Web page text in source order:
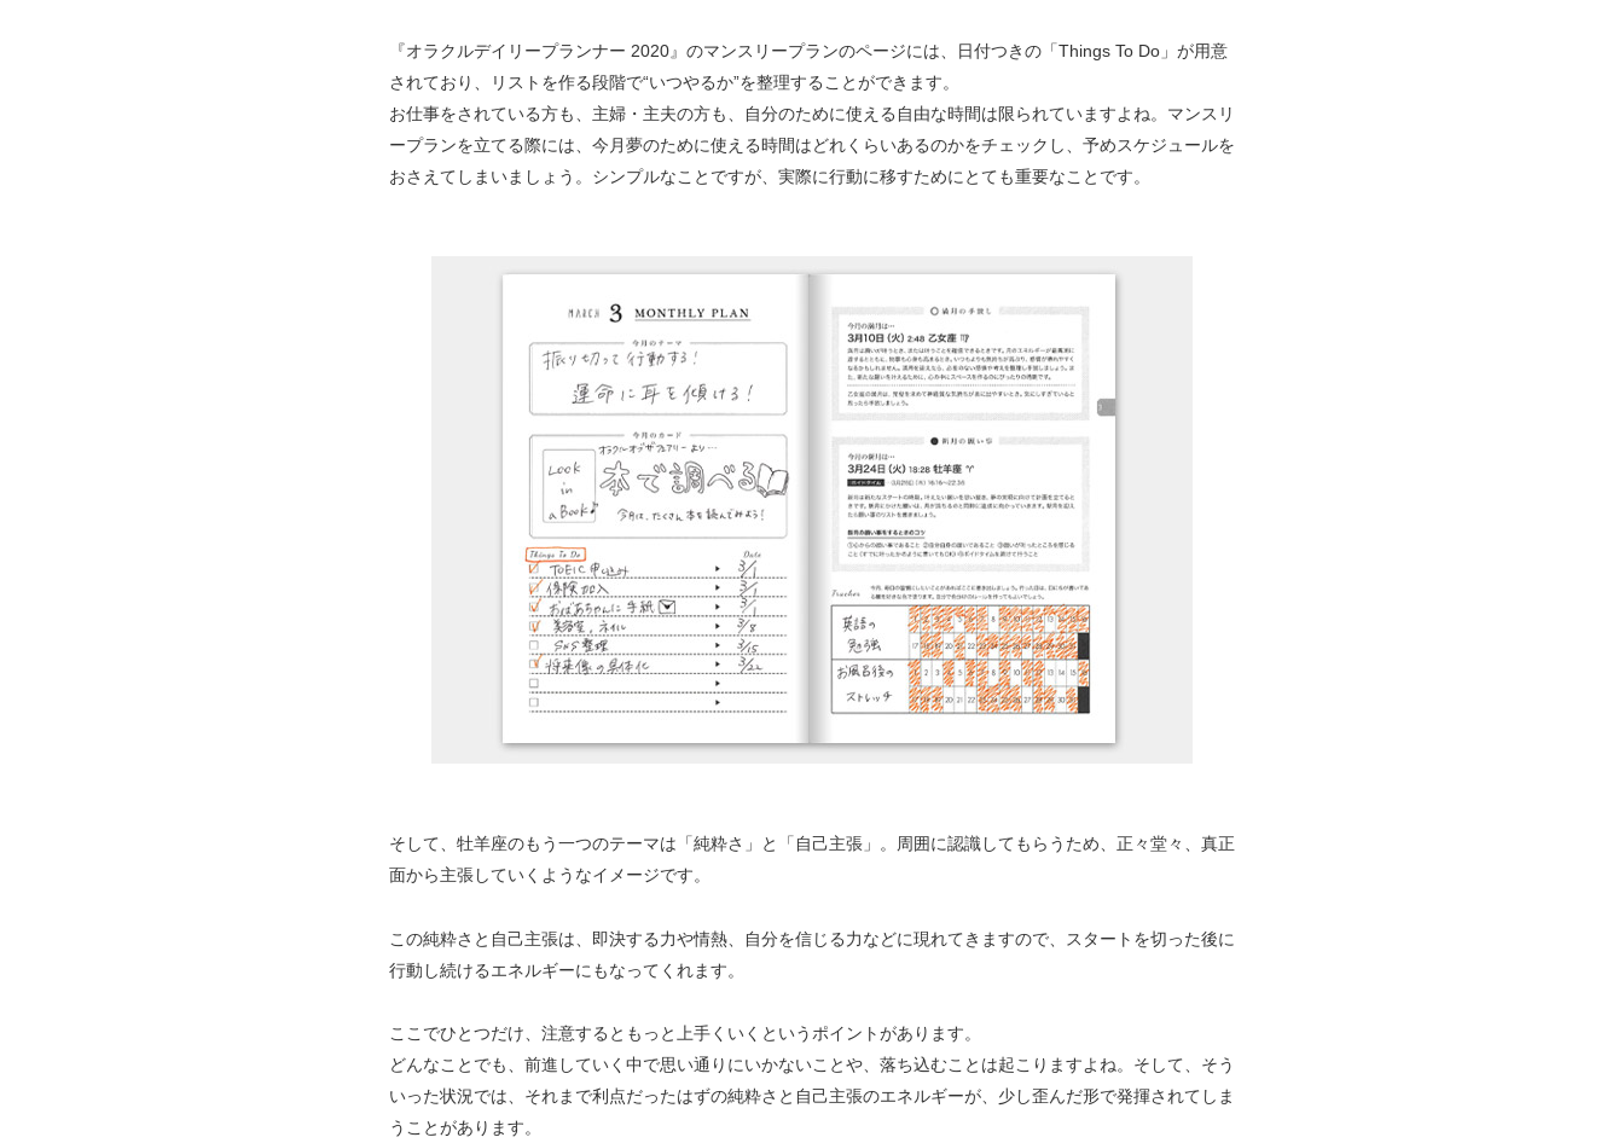
『オラクルデイリープランナー 2020』のマンスリープランのページには、日付つきの「Things To Do」が用意
されており、リストを作る段階で“いつやるか”を整理することができます。
お仕事をされている方も、主婦・主夫の方も、自分のために使える自由な時間は限られていますよね。マンスリ
ープランを立てる際には、今月夢のために使える時間はどれくらいあるのかをチェックし、予めスケジュールを
おさえてしまいましょう。シンプルなことですが、実際に行動に移すためにとても重要なことです。
そして、牡羊座のもう一つのテーマは「純粋さ」と「自己主張」。周囲に認識してもらうため、正々堂々、真正
面から主張していくようなイメージです。
この純粋さと自己主張は、即決する力や情熱、自分を信じる力などに現れてきますので、スタートを切った後に
行動し続けるエネルギーにもなってくれます。
ここでひとつだけ、注意するともっと上手くいくというポイントがあります。
どんなことでも、前進していく中で思い通りにいかないことや、落ち込むことは起こりますよね。そして、そう
いった状況では、それまで利点だったはずの純粋さと自己主張のエネルギーが、少し歪んだ形で発揮されてしま
うことがあります。